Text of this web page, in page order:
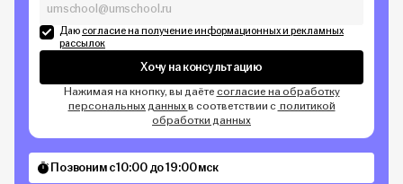
Даюсогласие на получение информационных и рекламных
рассылок
Хочу на консультацию
Нажимая на кнопку, вы даётесогласие на обработку
персональных данныхв соответствии с политикой
обработки данных
Позвоним с 10:00 до 19:00 мск